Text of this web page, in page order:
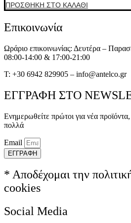
ΠΡΟΣΘΉΚΗ ΣΤΟ ΚΑΛΆΘΙ
Επικοινωνία
Ωράριο επικοινωνίας: Δευτέρα –
08:00-14:00 & 17:00-21:00
T: +30 6942 829905 – info@antelco.gr
ΕΓΓΡΑΦΗ ΣΤΟ
Ενημερωθείτε πρώτοι για νέα
πολλά
Email
ΕΓΓΡΑΦΗ
* Αποδέχομαι την
cookies
Social Media